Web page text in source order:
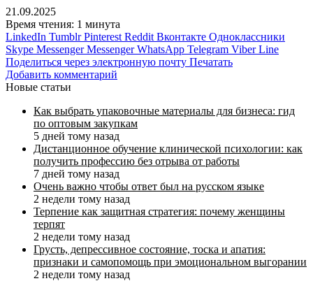
21.09.2025
Время чтения: 1 минута
LinkedIn Tumblr Pinterest Reddit Вконтакте Одноклассники
Skype Messenger Messenger WhatsApp Telegram Viber Line
Поделиться через электронную почту Печатать
Добавить комментарий
Новые статьи
Как выбрать упаковочные материалы для бизнеса: гид
по оптовым закупкам
5 дней тому назад
Дистанционное обучение клинической психологии: как
получить профессию без отрыва от работы
7 дней тому назад
Очень важно чтобы ответ был на русском языке
2 недели тому назад
Терпение как защитная стратегия: почему женщины
терпят
2 недели тому назад
Грусть, депрессивное состояние, тоска и апатия:
признаки и самопомощь при эмоциональном выгорании
2 недели тому назад